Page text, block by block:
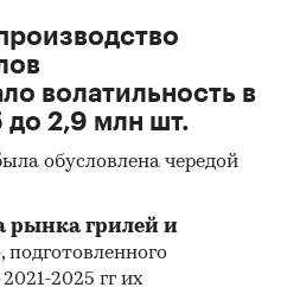
волатильность в
до 2,9 млн шт.
обусловлена чередой
рынка грилей и
, подготовленного
2025 гг их